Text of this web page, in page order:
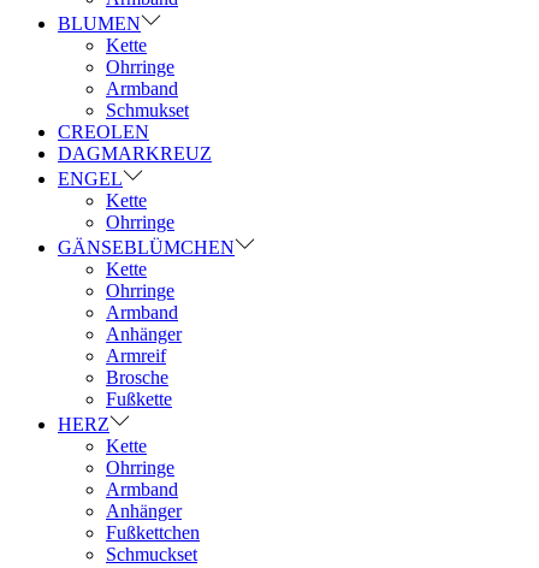
BLUMEN
Kette
Ohrringe
Armband
Schmukset
CREOLEN
DAGMARKREUZ
ENGEL
Kette
Ohrringe
GÄNSEBLÜMCHEN
Kette
Ohrringe
Armband
Anhänger
Armreif
Brosche
Fußkette
HERZ
Kette
Ohrringe
Armband
Anhänger
Fußkettchen
Schmuckset